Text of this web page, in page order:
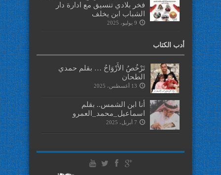
فخر بلادي تنسيق مع ادارة دار
الشباب ابن يخلف
9 يوليو، 2025
أدب الكتاب
تَرْخُصُ الأَرْوَاحُ … بقلم حمدي
الطحان
13 أغسطس، 2025
أنا ابن الشمس.. بقلم
اسماعيل_محمد_العمرو
7 أبريل، 2025